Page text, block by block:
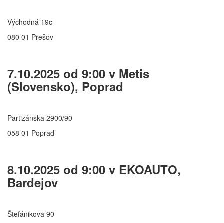
Východná 19c
080 01 Prešov
7.10.2025 od 9:00 v Metis
(Slovensko), Poprad
Partizánska 2900/90
058 01 Poprad
8.10.2025 od 9:00 v EKOAUTO,
Bardejov
Štefánikova 90